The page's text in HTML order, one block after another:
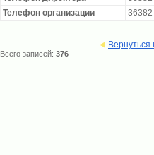
Телефон организации
36382
Вернуться
Всего записей: 376